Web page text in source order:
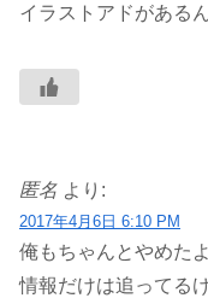
イラストアドがある
匿名 より:
2017年4月6日 6:10 PM
俺もちゃんとやめた
情報だけは追ってる